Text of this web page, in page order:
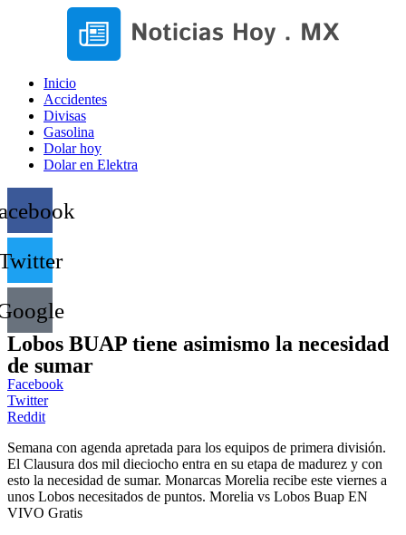
Inicio
Accidentes
Divisas
Gasolina
Dolar hoy
Dolar en Elektra
Lobos BUAP tiene asimismo la necesidad
de sumar
Facebook
Twitter
Reddit
Semana con agenda apretada para los equipos de primera división.
El Clausura dos mil dieciocho entra en su etapa de madurez y con
esto la necesidad de sumar. Monarcas Morelia recibe este viernes a
unos Lobos necesitados de puntos. Morelia vs Lobos Buap EN
VIVO Gratis